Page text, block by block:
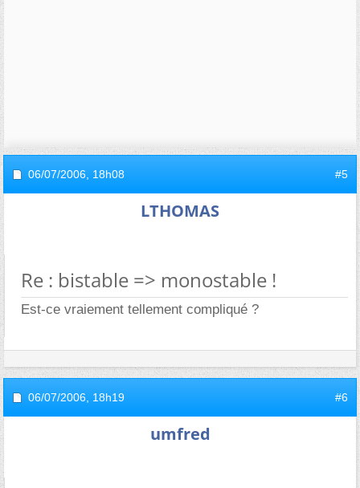
06/07/2006, 18h08 #5
LTHOMAS
Re : bistable => monostable !
Est-ce vraiement tellement compliqué ?
06/07/2006, 18h19 #6
umfred